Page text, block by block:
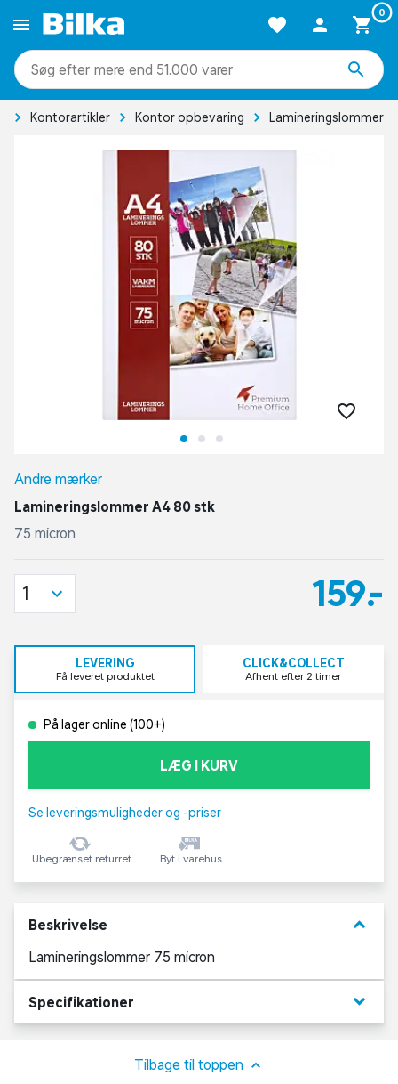
0
mere end 51.000 varer
Kontorartikler Kontor opbevaring Lamineringslommer
Andre mærker
Lamineringslommer A4 80 stk
75 micron
159,-
1
LEVERING
Få leveret produktet
CLICK&COLLECT
Afhent efter 2 timer
På lager online (100+)
LÆG I KURV
Se leveringsmuligheder og -priser
Ubegrænset returret Byt i varehus
Beskrivelse keyboard_arrow_down
Lamineringslommer 75 micron
Specifikationer keyboard_arrow_down
Tilbage til toppen